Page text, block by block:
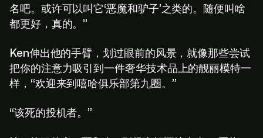
名吧。或许可以叫它‘恶魔和驴子’之类的。随便叫啥
都更好，真的。”
Ken伸出他的手臂，划过眼前的风景，就像那些尝试
把你的注意力吸引到一件奢华技术品上的靓丽模特一
样，“欢迎来到嘻哈俱乐部第九圈。”
“该死的投机者。”